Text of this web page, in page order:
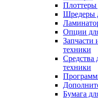
Плоттеры
Шредеры
Опции
Запчасти
техники
Средства
техники
Бумага